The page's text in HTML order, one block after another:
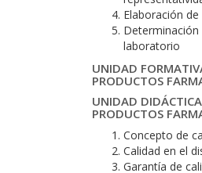
Elaboración
laboratorio
UNIDAD
PRODUCTOS
UNIDAD
PRODUCTOS
Concepto de
Calidad en el
Garantía de